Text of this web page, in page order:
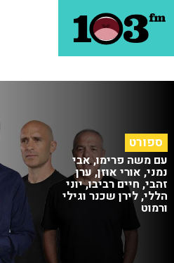
ספורט
עם משה פרימו, אבי
נמני, אורי אוזן, ערן
זהבי, חיים רביבו, יוני
הללי, לירן שכנר וגילי
ורמוט